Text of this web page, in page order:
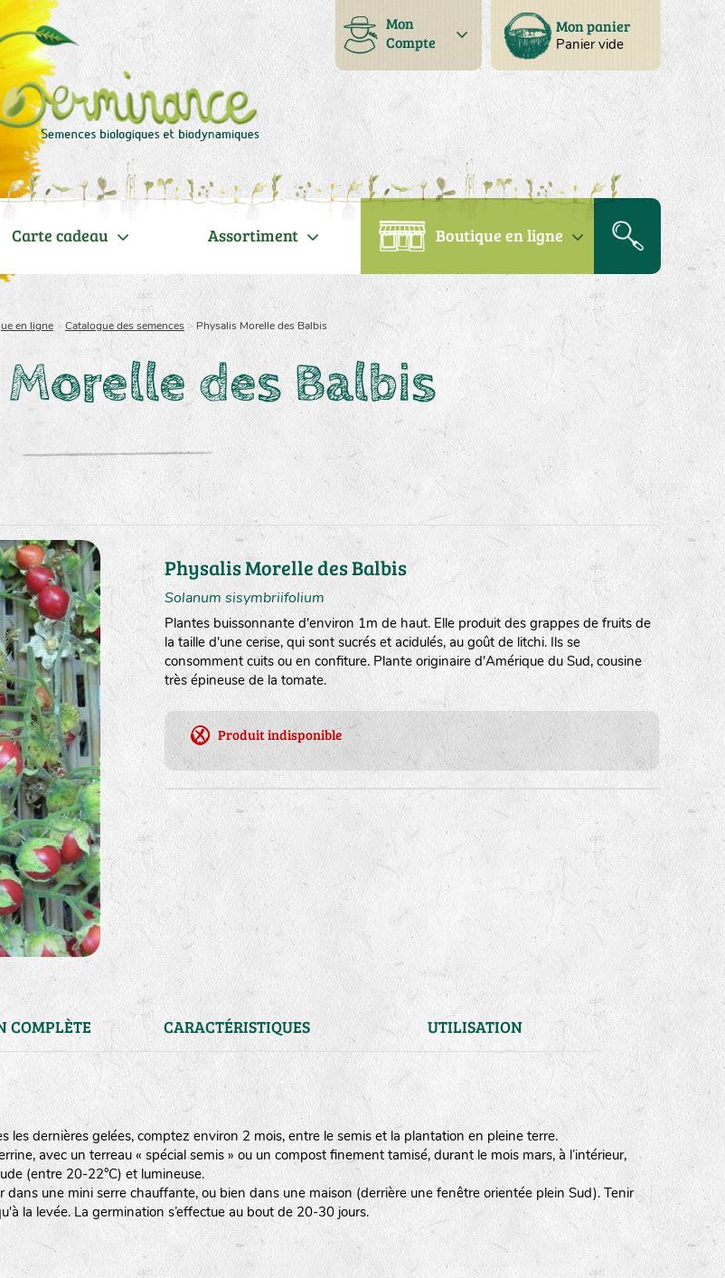
Mon panier
Panier vide
Mon
Compte
Carte cadeau Assortiment Boutique en ligne
en ligne > Catalogue des semences > Physalis Morelle des Balbis
des Balbis
Physalis Morelle des Balbis
Solanum sisymbriifolium
Plantes buissonnante d'environ 1m de haut. Elle produit des grappes de fruits de
la taille d'une cerise, qui sont sucrés et acidulés, au goût de litchi. Ils se
consomment cuits ou en confiture. Plante originaire d'Amérique du Sud, cousine
très épineuse de la tomate.
Produit indisponible
COMPLÈTE CARACTÉRISTIQUES UTILISATION
les dernières gelées, comptez environ 2 mois, entre le semis et la plantation en pleine terre.
avec un terreau « spécial semis » ou un compost finement tamisé, durant le mois mars, à l’intérieur,
(entre 20-22°C) et lumineuse.
dans une mini serre chauffante, ou bien dans une maison (derrière une fenêtre orientée plein Sud). Tenir
la levée. La germination s’effectue au bout de 20-30 jours.